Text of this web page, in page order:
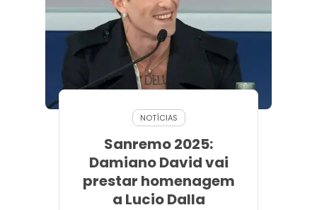
NOTÍCIAS
Sanremo 2025:
Damiano David vai
prestar homenagem
a Lucio Dalla